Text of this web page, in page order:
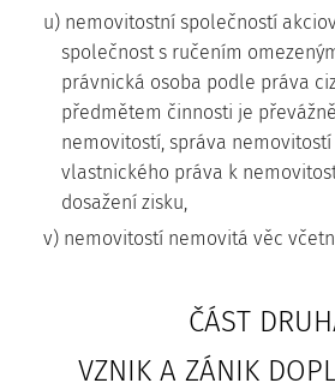
u) nemovitostní společností
společnost s ručením
právnická osoba podle práva
předmětem činnosti je
nemovitostí, správa
vlastnického práva k
dosažení zisku,
v) nemovitostí nemovitá věc
ČÁST
VZNIK A ZÁNIK